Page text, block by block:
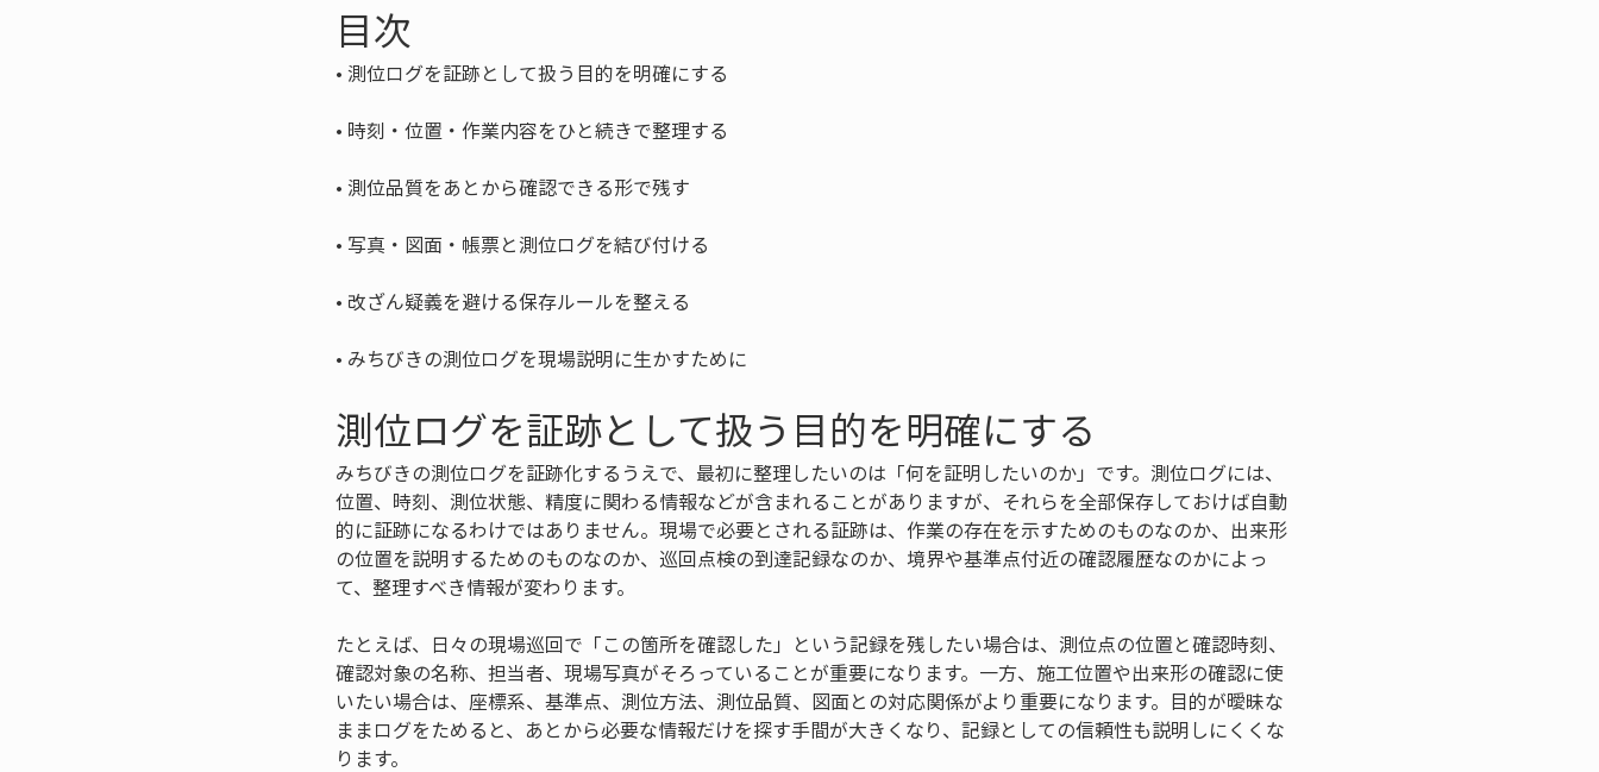
目次
•
•
•
•
•
• みちびきの測位ログを現場説明に生かすために
測位ログを証跡として扱う目的を明確にする
みちびきの測位ログを証跡化するうえで、最初に整理したいのは「何を証明したいのか」です。測位ログには、
位置、時刻、測位状態、精度に関わる情報などが含まれることがありますが、それらを全部保存しておけば自動
的に証跡になるわけではありません。現場で必要とされる証跡は、作業の存在を示すためのものなのか、出来形
の位置を説明するためのものなのか、巡回点検の到達記録なのか、境界や基準点付近の確認履歴なのかによっ
て、整理すべき情報が変わります。
たとえば、日々の現場巡回で「この箇所を確認した」という記録を残したい場合は、測位点の位置と確認時刻、
確認対象の名称、担当者、現場写真がそろっていることが重要になります。一方、施工位置や出来形の確認に使
いたい場合は、座標系、基準点、測位方法、測位品質、図面との対応関係がより重要になります。目的が曖昧な
ままログをためると、あとから必要な情報だけを探す手間が大きくなり、記録としての信頼性も説明しにくくな
ります。